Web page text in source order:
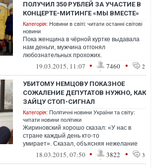
ПОЛУЧИЛ 350 РУБЛЕЙ ЗА УЧАСТИЕ В
КОНЦЕРТЕ-МИТИНГЕ «МЫ ВМЕСТЕ»
Категорія: Новини в світі: читати останні світові
новини
Пока женщина в чёрной куртке выдавала
нам деньги, мужчина отгонял
любознательных прохожих.
Примечательно, что вся процедура
проходила прямо на&nb...
19.03.2015, 11:07 • 7460 • 2
УБИТОМУ НЕМЦОВУ ПОКАЗНОЕ
СОЖАЛЕНИЕ ДЕПУТАТОВ НУЖНО, КАК
ЗАЙЦУ СТОП-СИГНАЛ
Категорія: Політичні новини України та світу:
читати новини політики
Жириновский хорошо сказал: «У нас в
стране каждый день кто-то
умирает». Сказал, объясняя нежелание
депутатов почтить память Бориса Не...
18.03.2015, 07:50 • 3822 • 3